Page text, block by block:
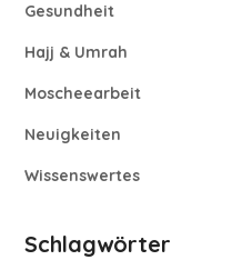
Gesundheit
Hajj & Umrah
Moscheearbeit
Neuigkeiten
Wissenswertes
Schlagwörter